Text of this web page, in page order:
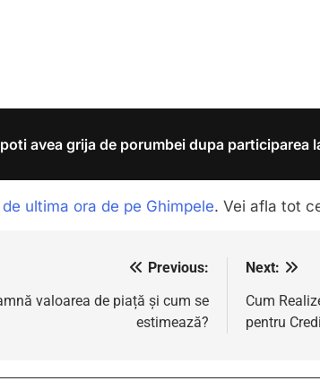
avea grija de porumbei dupa participarea
ultima ora de pe Ghimpele. Vei afla tot
Previous:
valoarea de piață și cum se
estimează?
Next:
Cum
pentru